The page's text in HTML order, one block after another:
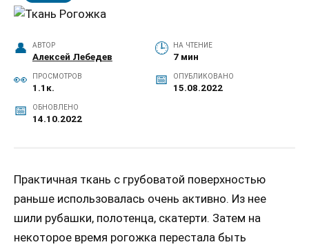
АВТОР
Алексей Лебедев
НА ЧТЕНИЕ
7 мин
ПРОСМОТРОВ
1.1к.
ОПУБЛИКОВАНО
15.08.2022
ОБНОВЛЕНО
14.10.2022
Практичная ткань с грубоватой поверхностью
раньше использовалась очень активно. Из нее
шили рубашки, полотенца, скатерти. Затем на
некоторое время рогожка перестала быть